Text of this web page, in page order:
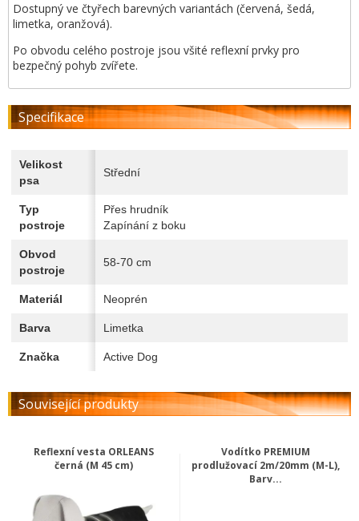
Dostupný ve čtyřech barevných variantách (červená, šedá,
limetka, oranžová).
Po obvodu celého postroje jsou všité reflexní prvky pro
bezpečný pohyb zvířete.
Specifikace
Velikost
psa
Střední
Typ
postroje
Přes hrudník
Zapínání z boku
Obvod
postroje
58-70 cm
Materiál Neoprén
Barva Limetka
Značka Active Dog
Související produkty
Reflexní vesta ORLEANS
černá (M 45 cm)
Vodítko PREMIUM
prodlužovací 2m/20mm (M-L),
Barv...